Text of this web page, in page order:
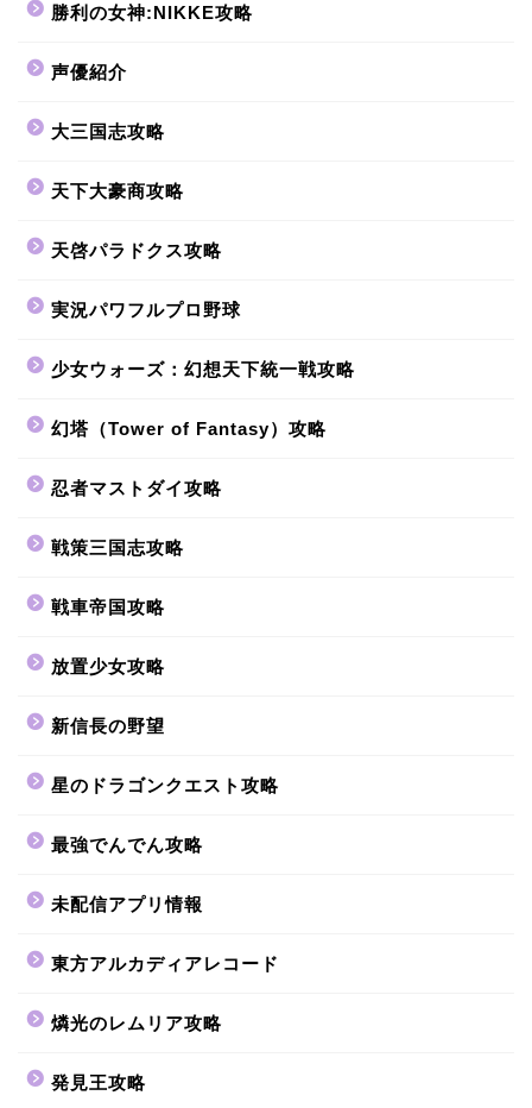
勝利の女神:NIKKE攻略
声優紹介
大三国志攻略
天下大豪商攻略
天啓パラドクス攻略
実況パワフルプロ野球
少女ウォーズ：幻想天下統一戦攻略
幻塔（Tower of Fantasy）攻略
忍者マストダイ攻略
戦策三国志攻略
戦車帝国攻略
放置少女攻略
新信長の野望
星のドラゴンクエスト攻略
最強でんでん攻略
未配信アプリ情報
東方アルカディアレコード
燐光のレムリア攻略
発見王攻略